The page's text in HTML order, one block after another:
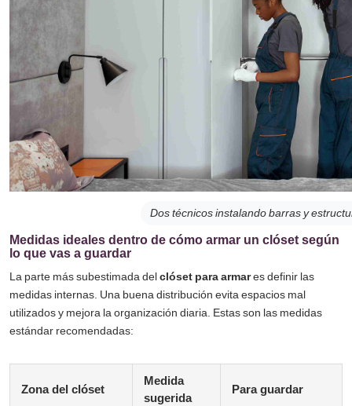
Dos técnicos instalando barras y
Medidas ideales dentro de cómo armar un clóset según
lo que vas a guardar
La parte más subestimada delclóset para armares definir las
medidas internas. Una buena distribución evita espacios mal
utilizados y mejora la organización diaria. Estas son las medidas
estándar recomendadas:
Zona del clóset
Medida
sugerida
Para guardar